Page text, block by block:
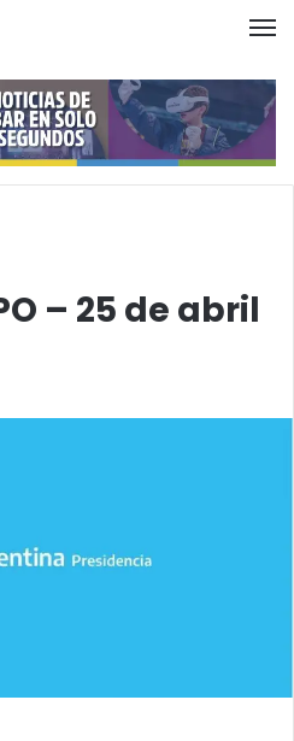
– 25 de abril